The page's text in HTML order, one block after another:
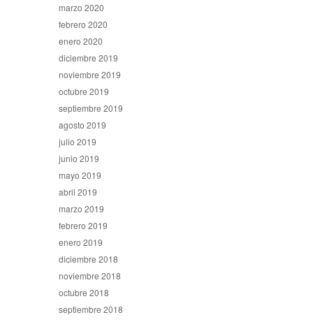
marzo 2020
febrero 2020
enero 2020
diciembre 2019
noviembre 2019
octubre 2019
septiembre 2019
agosto 2019
julio 2019
junio 2019
mayo 2019
abril 2019
marzo 2019
febrero 2019
enero 2019
diciembre 2018
noviembre 2018
octubre 2018
septiembre 2018